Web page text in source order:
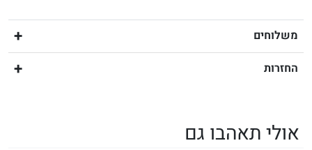
משלוחים
החזרות
אולי תאהבו גם